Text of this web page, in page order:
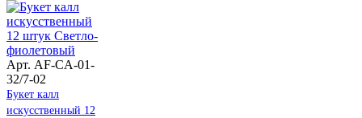
Арт. AF-CA-01-
32/7-02
Букет калл
искусственный 12